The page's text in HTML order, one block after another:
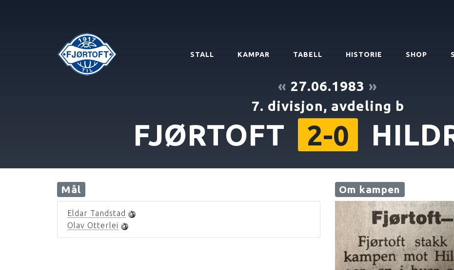
STALL KAMPAR TABELL HISTORIE SHOP
« 27.06.1983 »
7. divisjon, avdeling b
FJØRTOFT 2-0
Mål
Eldar Tandstad
Olav Otterlei
Om kampen